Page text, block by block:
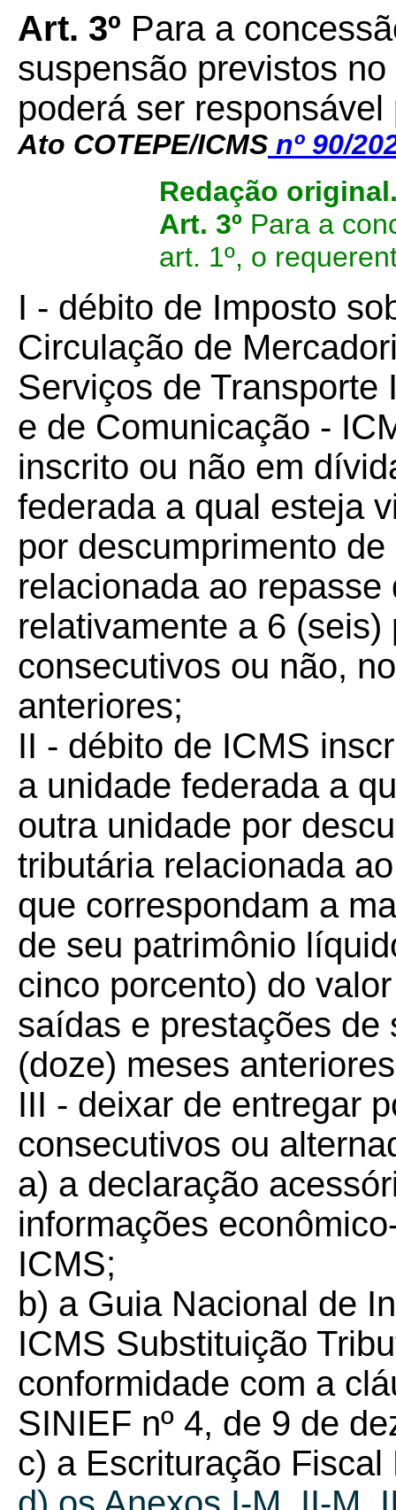
Art. 3º Para a
suspensão previstos
poderá ser
Ato COTEPE/ICMS nº 90/
Redação
Art. 3º Para a
art. 1º, o
I - débito de Imposto
Circulação de
Serviços de
e de Comunicação -
inscrito ou não em
federada a qual esteja
por descumprimento
relacionada ao
relativamente a 6
consecutivos ou não,
anteriores;
II - débito de ICMS
a unidade federada a
outra unidade por
tributária relacionada
que correspondam a
de seu patrimônio
cinco porcento) do
saídas e prestações de
(doze) meses
III - deixar de entregar
consecutivos ou
a) a declaração
informações
ICMS;
b) a Guia Nacional de
ICMS Substituição
conformidade com a
SINIEF nº 4, de 9 de
c) a Escrituração Fiscal